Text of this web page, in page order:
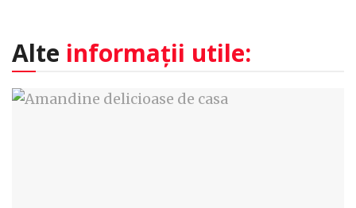
Alte informații utile: